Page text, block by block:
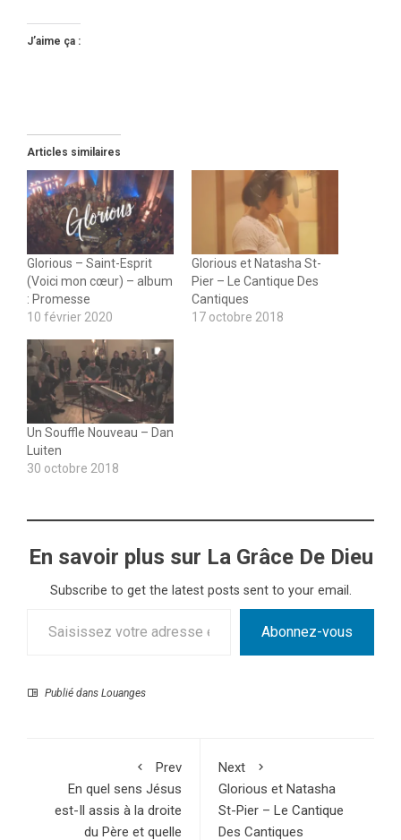
J’aime ça :
Articles similaires
Glorious – Saint-Esprit
(Voici mon cœur) – album
: Promesse
10 février 2020
Glorious et Natasha St-
Pier – Le Cantique Des
Cantiques
17 octobre 2018
Un Souffle Nouveau – Dan
Luiten
30 octobre 2018
En savoir plus sur La Grâce De Dieu
Subscribe to get the latest posts sent to your email.
Abonnez-vous
Publié dans Louanges
Prev
En quel sens Jésus
est-Il assis à la droite
du Père et quelle
Next
Glorious et Natasha
St-Pier – Le Cantique
Des Cantiques